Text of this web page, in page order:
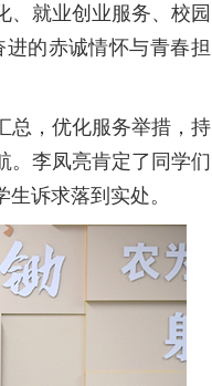
、就业创业服务、校园
的赤诚情怀与青春担
总，优化服务举措，持
。李凤亮肯定了同学们
诉求落到实处。